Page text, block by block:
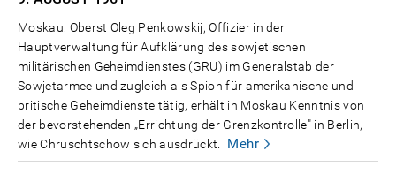
Moskau: Oberst Oleg Penkowskij, Offizier in der
Hauptverwaltung für Aufklärung des sowjetischen
militärischen Geheimdienstes (GRU) im Generalstab der
Sowjetarmee und zugleich als Spion für amerikanische und
britische Geheimdienste tätig, erhält in Moskau Kenntnis von
der bevorstehenden „Errichtung der Grenzkontrolle" in Berlin,
wie Chruschtschow sich ausdrückt.
Mehr